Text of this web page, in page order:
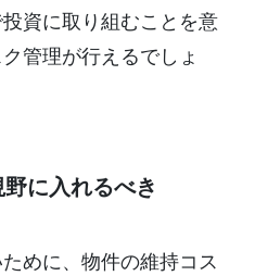
資に取り組むことを意
管理が行えるでしょ
に入れるべき
めに、物件の維持コス